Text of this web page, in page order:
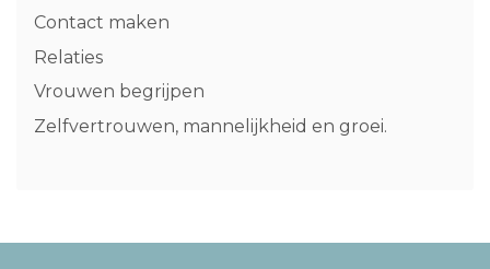
Contact maken
Relaties
Vrouwen begrijpen
Zelfvertrouwen, mannelijkheid en groei.